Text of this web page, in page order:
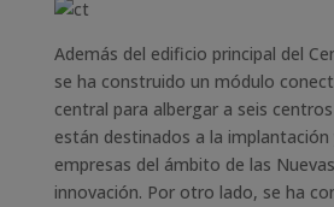
Además del edificio principal del
se ha construido un módulo
central para albergar a seis
están destinados a la implantación
empresas del ámbito de las
innovación. Por otro lado, se ha